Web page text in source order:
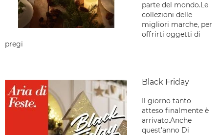
parte del mondo.Le
collezioni delle
migliori marche, per
offrirti oggetti di
pregi
Black Friday
Il giorno tanto
atteso finalmente è
arrivato.Anche
quest'anno Di